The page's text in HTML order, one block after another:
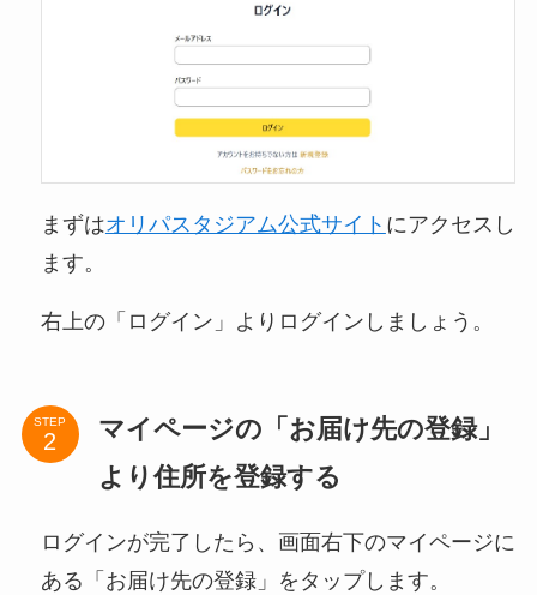
まずはオリパスタジアム公式サイト にアクセスし
ます。
右上の「ログイン」よりログインしましょう。
STEP
マイページの「お届け先の登録」
より住所を登録する
ログインが完了したら、画面右下のマイページに
ある「お届け先の登録」をタップします。